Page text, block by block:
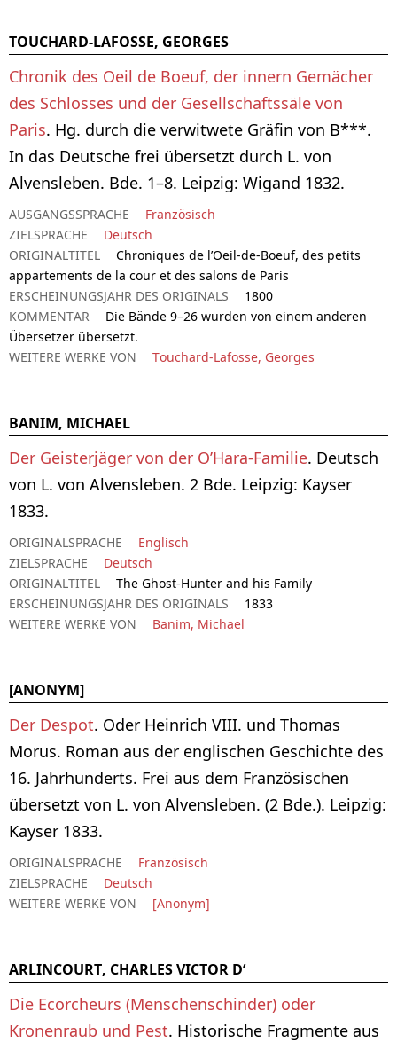
TOUCHARD-LAFOSSE, GEORGES
Chronik des Oeil de Boeuf, der innern Gemächer
des Schlosses und der Gesellschaftssäle von
Paris. Hg. durch die verwitwete Gräfin von B***.
In das Deutsche frei übersetzt durch L. von
Alvensleben. Bde. 1–8. Leipzig: Wigand 1832.
AUSGANGSSPRACHE
Französisch
ZIELSPRACHE
Deutsch
ORIGINALTITEL
Chroniques de l’Oeil-de-Boeuf, des petits
appartements de la cour et des salons de Paris
ERSCHEINUNGSJAHR DES ORIGINALS
1800
KOMMENTAR
Die Bände 9–26 wurden von einem anderen
Übersetzer übersetzt.
WEITERE WERKE VON
Touchard-Lafosse, Georges
BANIM, MICHAEL
Der Geisterjäger von der O’Hara-Familie. Deutsch
von L. von Alvensleben. 2 Bde. Leipzig: Kayser
1833.
ORIGINALSPRACHE
Englisch
ZIELSPRACHE
Deutsch
ORIGINALTITEL
The Ghost-Hunter and his Family
ERSCHEINUNGSJAHR DES ORIGINALS
1833
WEITERE WERKE VON
Banim, Michael
[ANONYM]
Der Despot. Oder Heinrich VIII. und Thomas
Morus. Roman aus der englischen Geschichte des
16. Jahrhunderts. Frei aus dem Französischen
übersetzt von L. von Alvensleben. (2 Bde.). Leipzig:
Kayser 1833.
ORIGINALSPRACHE
Französisch
ZIELSPRACHE
Deutsch
WEITERE WERKE VON
[Anonym]
ARLINCOURT, CHARLES VICTOR D‘
Die Ecorcheurs (Menschenschinder) oder
Kronenraub und Pest. Historische Fragmente aus